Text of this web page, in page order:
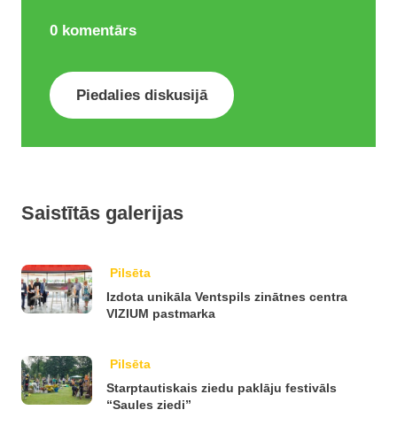
0 komentārs
Piedalies diskusijā
Saistītās galerijas
Pilsēta
Izdota unikāla Ventspils zinātnes centra
VIZIUM pastmarka
Pilsēta
Starptautiskais ziedu paklāju festivāls
“Saules ziedi”